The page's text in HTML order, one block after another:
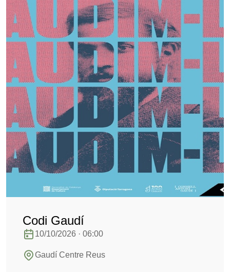
Codi Gaudí
10/10/2026 · 06:00
Gaudí Centre Reus